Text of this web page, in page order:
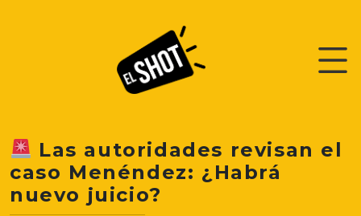
Las autoridades revisan el
caso Menéndez: ¿Habrá
nuevo juicio?